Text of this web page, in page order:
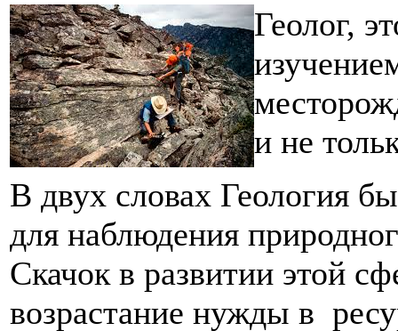
Геолог,
и не
В двух словах Геология
для наблюдения
Скачок в развитии этой
возрастание нужды в